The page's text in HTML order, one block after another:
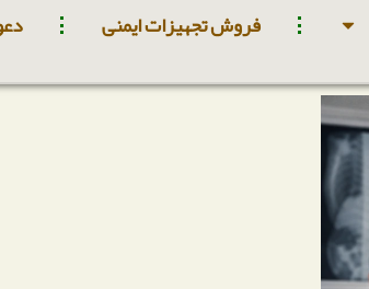
فروش تجهیزات ایمنی